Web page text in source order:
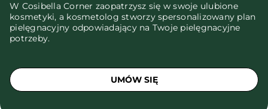
W Cosibella Corner zaopatrzysz się w swoje ulubione
kosmetyki, a kosmetolog stworzy spersonalizowany plan
pielęgnacyjny odpowiadający na Twoje pielęgnacyjne
potrzeby.
UMÓW SIĘ